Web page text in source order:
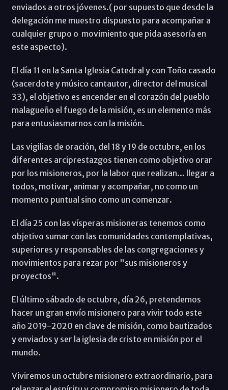
enviados a otros jóvenes.( por supuesto que desde la
delegación me muestro dispuesto para acompañar a
cualquier grupo o movimiento que pida asesoría en
este aspecto).
El día 11 en la Santa Iglesia Catedral y con Toño casado
(sacerdote y músico cantautor, director del musical
33), el objetivo es encender en el corazón del pueblo
malagueño el fuego de la misión, es un elemento más
para entusiasmarnos con la misión.
Las vigilias de oración, del 18 y 19 de octubre, en los
diferentes arciprestazgos tienen como objetivo orar
por los misioneros, por la labor que realizan... llegar a
todos, motivar, animar y acompañar, no como un
momento puntual sino como un comenzar.
El día 25 con las vísperas misioneras tenemos como
objetivo sumar con las comunidades contemplativas,
superiores y responsables de las congregaciones y
movimientos para rezar por "sus misioneros y
proyectos".
El último sábado de octubre, día 26, pretendemos
hacer un gran envío misionero para vivir todo este
año 2019-2020 en clave de misión, como bautizados
y enviados y ser la iglesia de cristo en misión por el
mundo.
Viviremos un octubre misionero extraordinario, para